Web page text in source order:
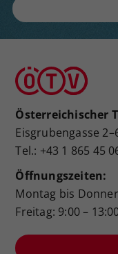
Österreichischer
Eisgrubengasse
Tel.: +43 1 865 45
Öffnungszeiten:
Montag bis
Freitag: 9:00 –